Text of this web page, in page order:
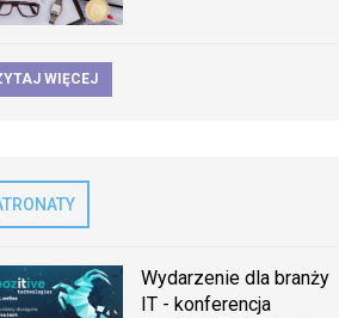
WIĘCEJ
Wydarzenie dla branży
IT - konferencja